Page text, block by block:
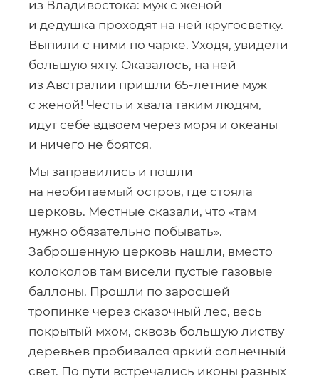
из Владивостока: муж с женой
и дедушка проходят на ней кругосветку.
Выпили с ними по чарке. Уходя, увидели
большую яхту. Оказалось, на ней
из Австралии пришли 65-летние муж
с женой! Честь и хвала таким людям,
идут себе вдвоем через моря и океаны
и ничего не боятся.
Мы заправились и пошли
на необитаемый остров, где стояла
церковь. Местные сказали, что «там
нужно обязательно побывать».
Заброшенную церковь нашли, вместо
колоколов там висели пустые газовые
баллоны. Прошли по заросшей
тропинке через сказочный лес, весь
покрытый мхом, сквозь большую листву
деревьев пробивался яркий солнечный
свет. По пути встречались иконы разных